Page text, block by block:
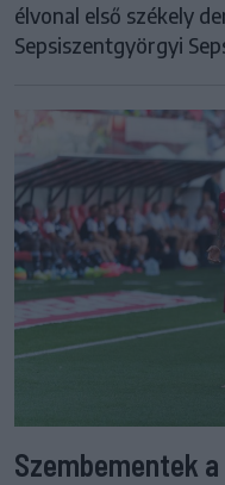
élvonal első székely
Sepsiszentgyörgyi
Szembementek